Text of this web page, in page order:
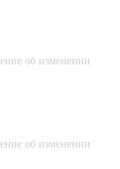
об изменении
об изменении